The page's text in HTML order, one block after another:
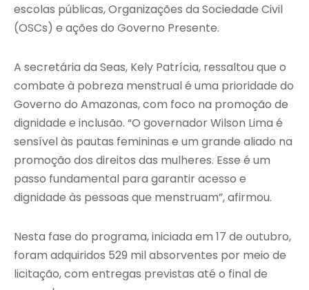
escolas públicas, Organizações da Sociedade Civil
(OSCs) e ações do Governo Presente.
A secretária da Seas, Kely Patrícia, ressaltou que o
combate à pobreza menstrual é uma prioridade do
Governo do Amazonas, com foco na promoção de
dignidade e inclusão. “O governador Wilson Lima é
sensível às pautas femininas e um grande aliado na
promoção dos direitos das mulheres. Esse é um
passo fundamental para garantir acesso e
dignidade às pessoas que menstruam”, afirmou.
Nesta fase do programa, iniciada em 17 de outubro,
foram adquiridos 529 mil absorventes por meio de
licitação, com entregas previstas até o final de